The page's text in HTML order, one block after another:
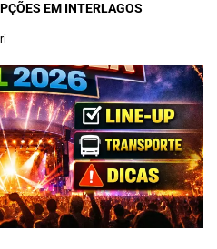
EM INTERLAGOS